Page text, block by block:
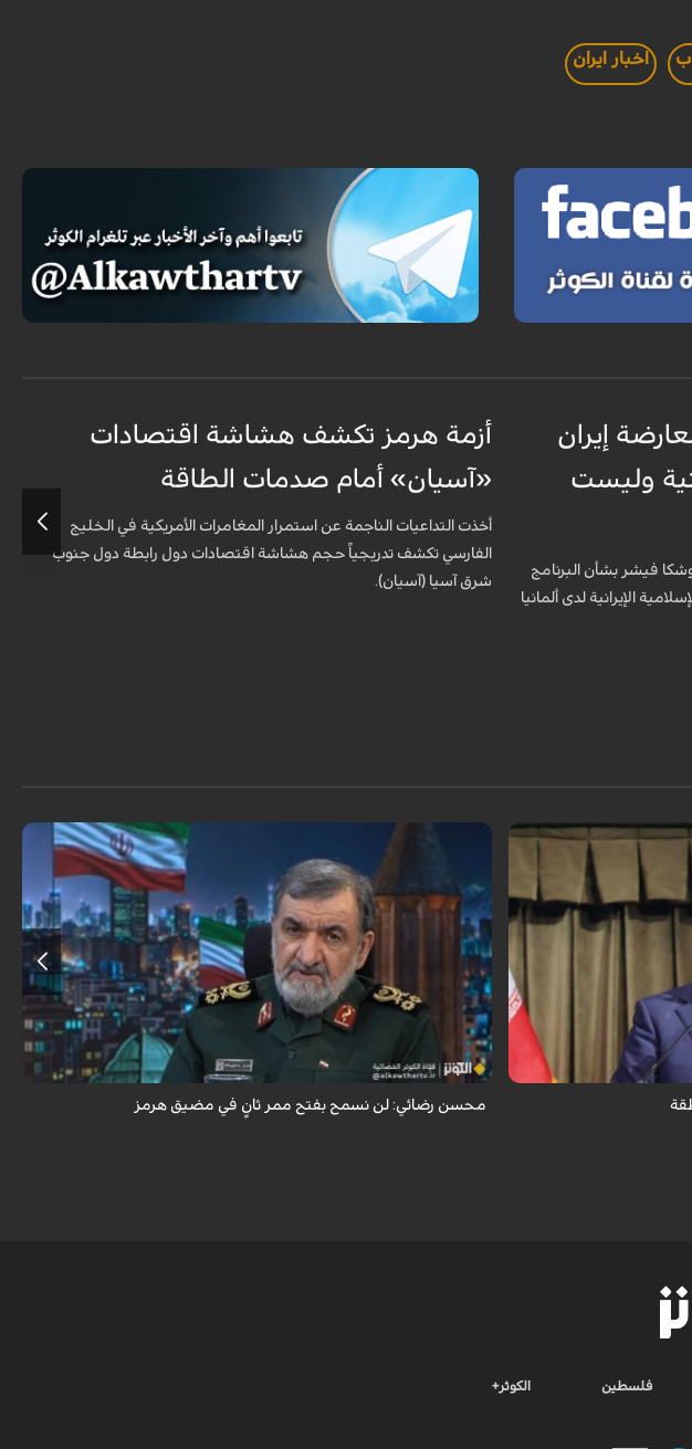
اخبار ايران
إيران
وليست
فيشر بشأن البرنامج
الإيرانية لدى ألمانيا
أزمة هرمز تكشف هشاشة اقتصادات
«آسيان» أمام صدمات الطاقة
أخذت التداعيات الناجمة عن استمرار المغامرات الأمريكية في الخليج
الفارسي تكشف تدريجياً حجم هشاشة اقتصادات دول رابطة دول جنوب
شرق آسيا (آسيان).
المتخصّصة وتقنياتها الحديثة،
أكد اللواء محسن رضائي أن إيران لن تسمح بفتح ممر ثانٍ في مضيق هرمز.
محسن رضائي: لن نسمح بفتح ممر ثانٍ في مضيق هرمز
فلسطين الكوثر+